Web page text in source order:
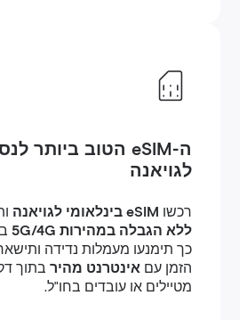
ה-eSIM הטוב ביותר לנסיעות
לגויאנה
eSIM בינלאומי לגויאנה ותיהנו
ללא הגבלה במהירות 5G/4G
ברחבי
כך תימנעו מעמלות נדידה ותישארו
הזמן עםאינטרנט מהיר בתוך דקות,
מטיילים או עובדים בחו"ל.